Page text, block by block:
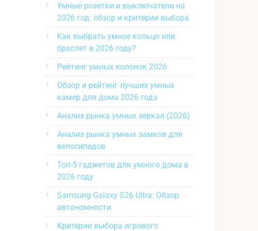
Умные розетки и выключатели на
2026 год: обзор и критерии выбора
Как выбрать умное кольцо или
браслет в 2026 году?
Рейтинг умных колонок 2026
Обзор и рейтинг лучших умных
камер для дома 2026 года
Анализ рынка умных зеркал (2026)
Анализ рынка умных замков для
велосипедов
Топ-5 гаджетов для умного дома в
2026 году
Samsung Galaxy S26 Ultra: Обзор
автономности
Критерии выбора игрового